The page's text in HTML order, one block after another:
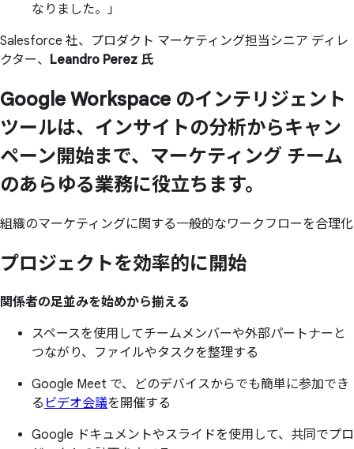
なりました。
Salesforce 社、プロダクト マーケティング担当シニア ディレ
クター、 Leandro Perez 氏
Google Workspace のインテリジェント
ツールは、 インサイトの分析からキャン
ペーン開始まで、 マーケティング チーム
のあらゆる業務に役立ちます。
組織のマーケティングに関する一般的なワークフローを合理化
プロジェクトを効率的に 開始
関係者の足並みを始めから揃える
スペースを使用してチームメンバーや外部パートナーと
つながり、ファイルやタスクを整理する
Google Meet で、どのデバイスからでも簡単に参加でき
る ビデオ会議を開催する
Google ドキュメントやスライドを使用して、共同でプロ